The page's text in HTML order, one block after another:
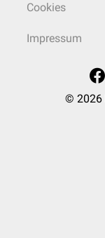
Cookies
Impressum
© 2026